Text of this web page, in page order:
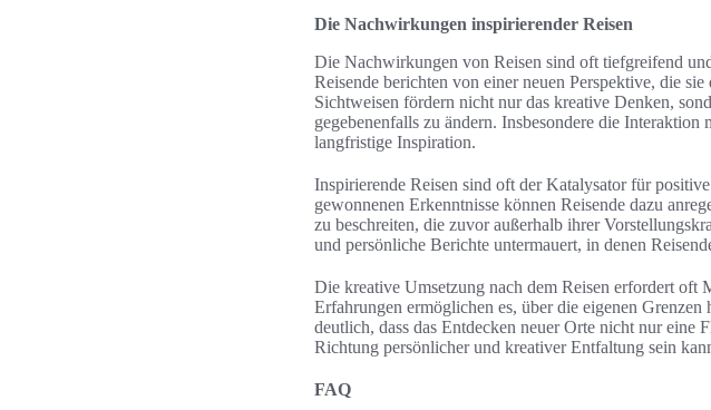
Die Nachwirkungen inspirierender Reisen
Die Nachwirkungen von Reisen sind oft tiefgreifend
Reisende berichten von einer neuen Perspektive, die
Sichtweisen fördern nicht nur das kreative Denken,
gegebenenfalls zu ändern. Insbesondere die
langfristige Inspiration.
Inspirierende Reisen sind oft der Katalysator für
gewonnenen Erkenntnisse können Reisende dazu
zu beschreiten, die zuvor außerhalb ihrer
und persönliche Berichte untermauert, in denen
Die kreative Umsetzung nach dem Reisen erfordert oft
Erfahrungen ermöglichen es, über die eigenen
deutlich, dass das Entdecken neuer Orte nicht nur eine
Richtung persönlicher und kreativer Entfaltung sein
FAQ